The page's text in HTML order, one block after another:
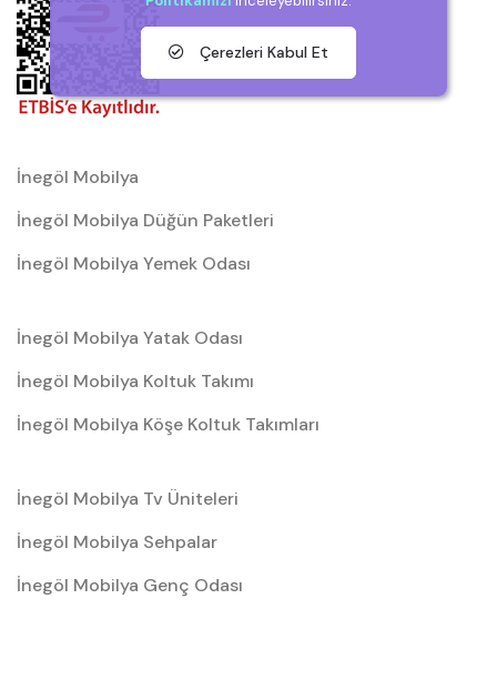
İnegöl Mobilya
İnegöl Mobilya Düğün Paketleri
İnegöl Mobilya Yemek Odası
İnegöl Mobilya Yatak Odası
İnegöl Mobilya Koltuk Takımı
İnegöl Mobilya Köşe Koltuk Takımları
İnegöl Mobilya Tv Üniteleri
İnegöl Mobilya Sehpalar
İnegöl Mobilya Genç Odası
Çerezleri Kabul Et